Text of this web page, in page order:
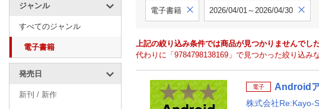
ジャンル
すべてのジャンル
電子書籍
発売日
新刊 / 新作
電子書籍 2026/04/01～2026/04/30
上記の絞り込み条件では商品が見つかりませんでした
代わりに「9784798138169」で見つかった絞り込み
電子 Android
株式会社Re:Kayo-